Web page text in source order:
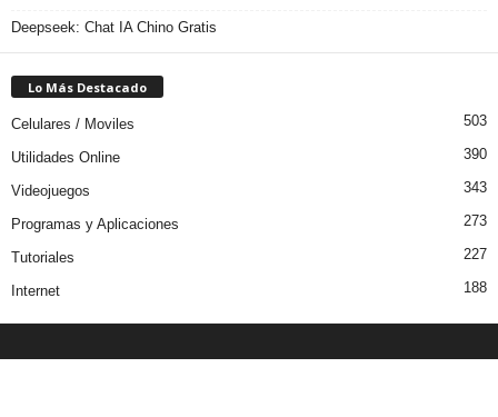
Deepseek: Chat IA Chino Gratis
Lo Más Destacado
Celulares / Moviles 503
Utilidades Online 390
Videojuegos 343
Programas y Aplicaciones 273
Tutoriales 227
Internet 188